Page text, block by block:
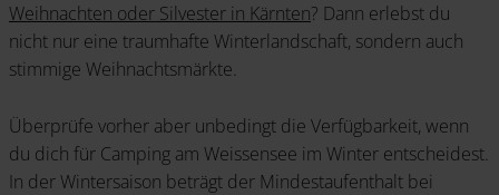
Weihnachten oder Silvester in Kärnten? Dann erlebst du
nicht nur eine traumhafte Winterlandschaft, sondern auch
stimmige Weihnachtsmärkte.
Überprüfe vorher aber unbedingt die Verfügbarkeit, wenn
du dich für Camping am Weissensee im Winter entscheidest.
In der Wintersaison beträgt der Mindestaufenthalt bei